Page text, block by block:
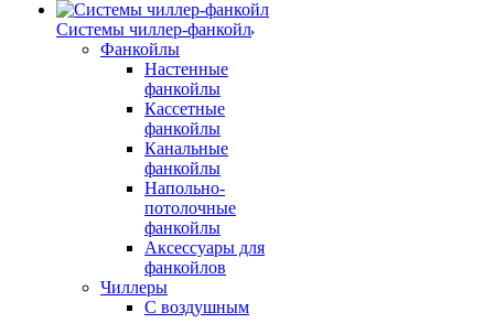
Системы чиллер-фанкойл
Фанкойлы
Настенные
фанкойлы
Кассетные
фанкойлы
Канальные
фанкойлы
Напольно-
потолочные
фанкойлы
Аксессуары для
фанкойлов
Чиллеры
С воздушным